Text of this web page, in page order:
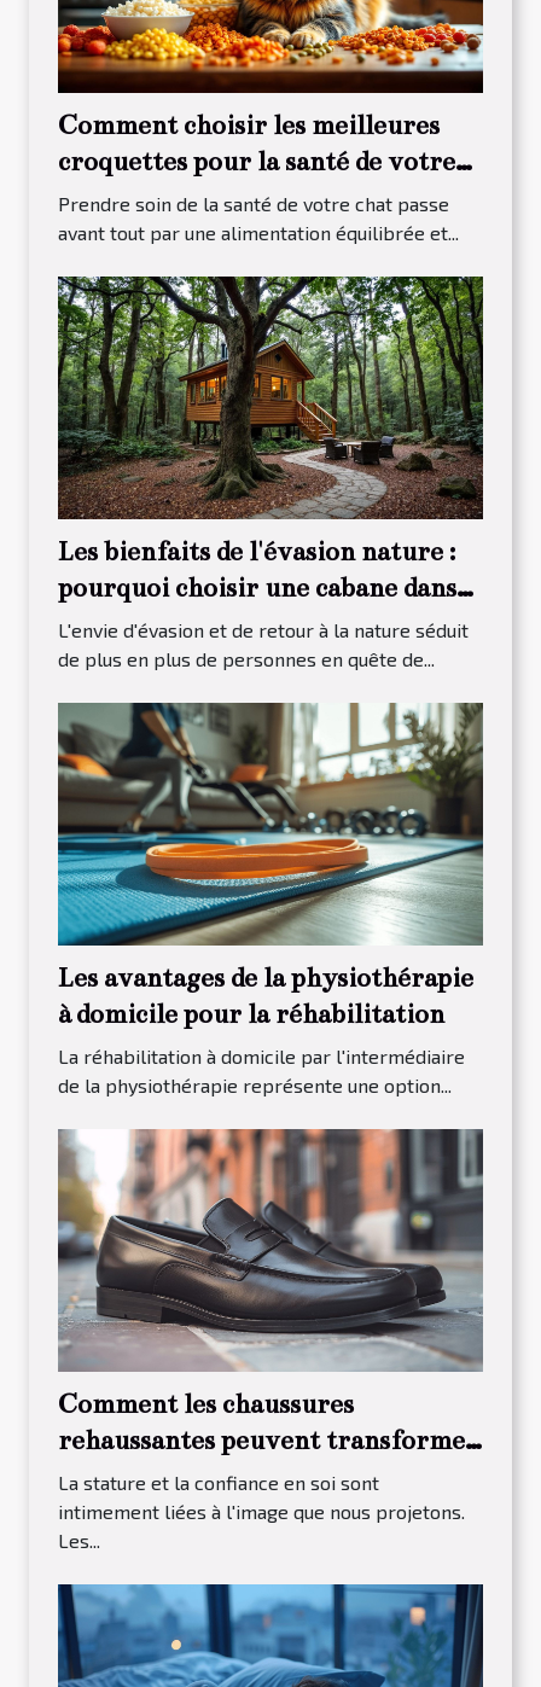
Comment choisir les meilleures
croquettes pour la santé de votre
chat ?
Prendre soin de la santé de votre chat passe
avant tout par une alimentation équilibrée et...
Les bienfaits de l'évasion nature :
pourquoi choisir une cabane dans
les arbres ?
L'envie d'évasion et de retour à la nature séduit
de plus en plus de personnes en quête de...
Les avantages de la physiothérapie
à domicile pour la réhabilitation
La réhabilitation à domicile par l'intermédiaire
de la physiothérapie représente une option...
Comment les chaussures
rehaussantes peuvent transformer
votre présence et confiance
La stature et la confiance en soi sont
intimement liées à l'image que nous projetons.
Les...